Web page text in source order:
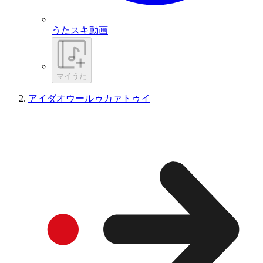
うたスキ動画
マイうた
アイダオウールゥカァトゥイ